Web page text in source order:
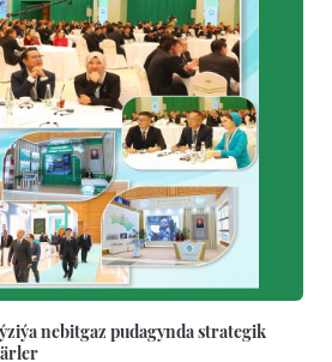
nebitgaz pudagynda strategik